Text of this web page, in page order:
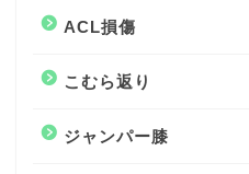
ACL損傷
こむら返り
ジャンパー膝